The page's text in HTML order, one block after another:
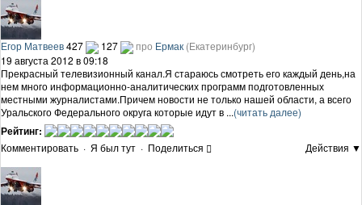
Егор Матвеев427 127 про Ермак (Екатеринбург)
19 августа 2012 в 09:18
Прекрасный телевизионный канал.Я стараюсь смотреть его каждый день,на
нем много информационно-аналитических программ подготовленных
местными журналистами.Причем новости не только нашей области, а всего
Уральского Федерального округа которые идут в ...(читать далее)
Рейтинг:
Комментировать · Я был тут · Поделиться Действия ▼